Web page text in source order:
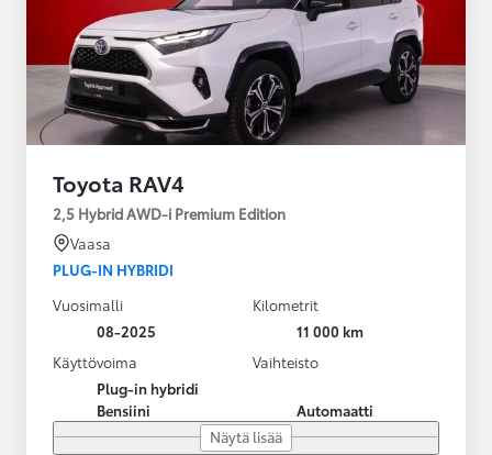
Toyota RAV4
2,5 Hybrid AWD-i Premium Edition
Vaasa
PLUG-IN HYBRIDI
Vuosimalli
08-2025
Kilometrit
11 000 km
Käyttövoima
Plug-in hybridi
Bensiini
Vaihteisto
Automaatti
Näytä lisää